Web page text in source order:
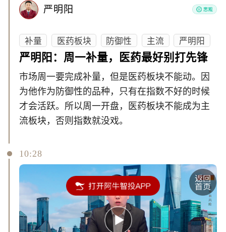
严明阳
补量 医药板块 防御性 主流
严明阳
严明阳：周一补量，医药最好别打先锋
市场周一要完成补量，但是医药板块不能动。因
为他作为防御性的品种，只有在指数不好的时候
才会活跃。所以周一开盘，医药板块不能成为主
流板块，否则指数就没戏。
10:28